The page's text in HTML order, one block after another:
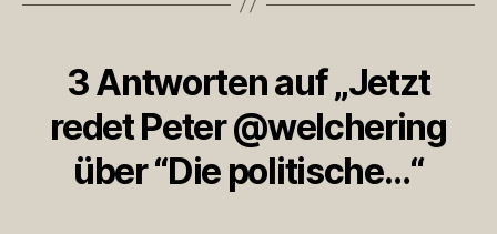
3 Antworten auf „Jetzt
redet Peter @welchering
über “Die politische…“